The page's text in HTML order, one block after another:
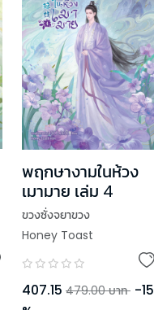
พฤกษางามในห้วง
เมามาย เล่ม 4
ขวงซั่งจยาขวง
Honey Toast
407.15 479.00 บาท -15